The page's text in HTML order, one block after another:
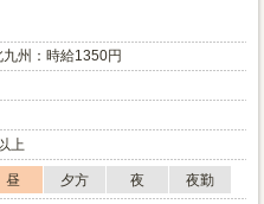
州：時給1350円
上
昼 夕方 夜
夜勤